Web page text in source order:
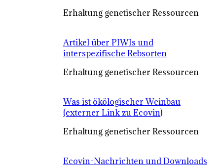
Erhaltung genetischer Ressourcen
Artikel über PIWIs und
interspezifische Rebsorten
Erhaltung genetischer Ressourcen
Was ist ökölogischer Weinbau
(externer Link zu Ecovin)
Erhaltung genetischer Ressourcen
Ecovin-Nachrichten und Downloads